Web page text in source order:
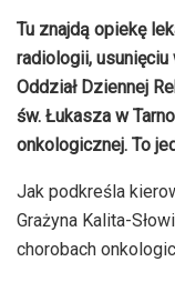
Tu znajdą opiekę
radiologii, usunięciu
Oddział Dziennej
św. Łukasza w
onkologicznej. To
Jak podkreśla
Grażyna Kalita-
chorobach